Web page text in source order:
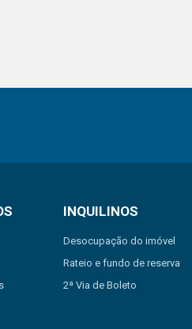
INQUILINOS
Desocupação do imóvel
Rateio e fundo de reserva
2ª Via de Boleto